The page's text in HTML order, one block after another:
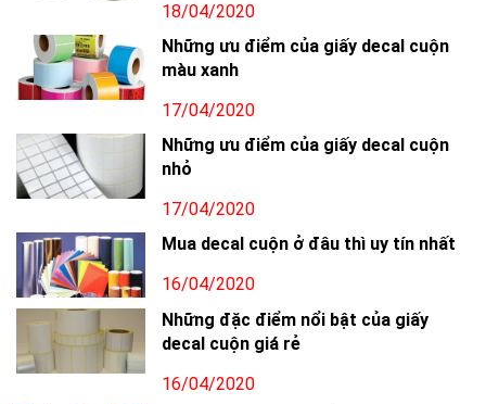
18/04/2020
Những ưu điểm của giấy decal cuộn
màu xanh
17/04/2020
Những ưu điểm của giấy decal cuộn
nhỏ
17/04/2020
Mua decal cuộn ở đâu thì uy tín nhất
16/04/2020
Những đặc điểm nổi bật của giấy
decal cuộn giá rẻ
16/04/2020